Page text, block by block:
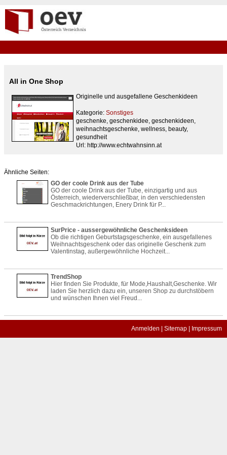
All in One Shop
Originelle und ausgefallene Geschenkideen
Kategorie: Sonstiges
geschenke, geschenkidee, geschenkideen,
weihnachtsgeschenke, wellness, beauty,
gesundheit
Url: http://www.echtwahnsinn.at
Ähnliche Seiten:
GO der coole Drink aus der Tube
GO der coole Drink aus der Tube, einzigartig und aus
Österreich, wiederverschließbar, in den verschiedensten
Geschmackrichtungen, Enery Drink für P...
SurPrice - aussergewöhnliche Geschenksideen
Ob die richtigen Geburtstagsgeschenke, ein ausgefallenes
Weihnachtsgeschenk oder das originelle Geschenk zum
Valentinstag, außergewöhnliche Hochzeit...
TrendShop
Hier finden Sie Produkte, für Mode,Haushalt,Geschenke. Wir
laden Sie herzlich dazu ein, unseren Shop zu durchstöbern
und wünschen Ihnen viel Freud...
Anmelden Sitemap Impressum